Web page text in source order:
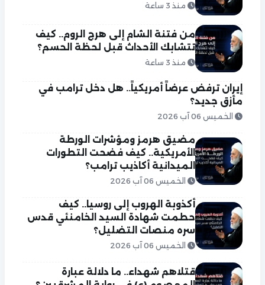
منذ 3 ساعة
من فتنة الشام إلى هرج الروم.. كيف
تتشابك الأحداث قبل لحظة الحسم؟
منذ 3 ساعة
إيران ترفض عرضاً أمريكياً.. هل دخل ترامب في
مأزق جديد؟
الخميس 06 آب 2026
مضيق هرمز ومؤشرات الورطة
الأمريكية.. كيف فضحت التطورات
الميدانية أكاذيب ترامب؟
الخميس 06 آب 2026
أكذوبة الهروب إلى روسيا.. كيف
حطمت شهادة السيد الخامنئي قدس
سره منصات التضليل؟
الخميس 06 آب 2026
قتلاهم شهداء.. ما دلالة عبارة